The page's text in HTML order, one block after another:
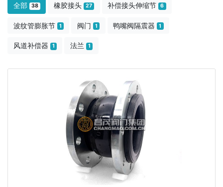
全部 38 橡胶接头 27 补偿接头伸缩节 6
波纹管膨胀节 1 阀门 1 鸭嘴阀隔震器 1
风道补偿器 1 法兰 1